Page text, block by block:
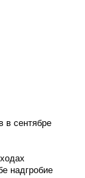
в сентябре
надгробие